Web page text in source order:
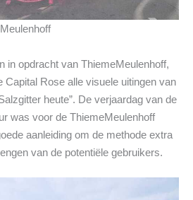
in opdracht van ThiemeMeulenhoff,
Capital Rose alle visuele uitingen van
heute”. De verjaardag van de
was voor de ThiemeMeulenhoff
aanleiding om de methode extra
van de potentiële gebruikers.